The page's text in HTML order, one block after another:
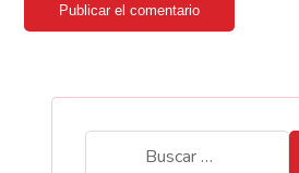
Publicar el comentario